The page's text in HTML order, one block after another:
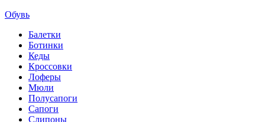
Обувь
Балетки
Ботинки
Кеды
Кроссовки
Лоферы
Мюли
Полусапоги
Сапоги
Слипоны